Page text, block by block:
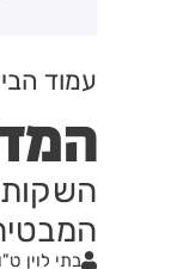
עמוד
השקות
בתי לוין